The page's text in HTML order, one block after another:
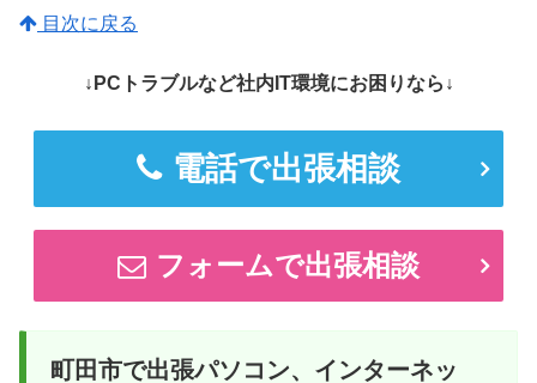
目次に戻る
↓PCトラブルなど社内IT環境にお困りなら↓
電話で出張相談
フォームで出張相談
町田市で出張パソコン、インターネッ